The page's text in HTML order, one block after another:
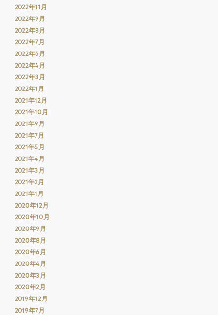
2022年11月
2022年9月
2022年8月
2022年7月
2022年6月
2022年4月
2022年3月
2022年1月
2021年12月
2021年10月
2021年9月
2021年7月
2021年5月
2021年4月
2021年3月
2021年2月
2021年1月
2020年12月
2020年10月
2020年9月
2020年8月
2020年6月
2020年4月
2020年3月
2020年2月
2019年12月
2019年7月